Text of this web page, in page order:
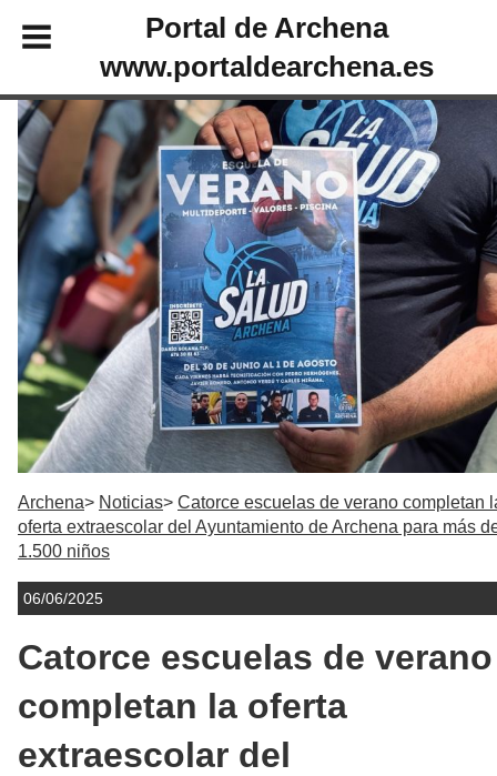
Portal de Archena
www.portaldearchena.es
Archena Noticias
Catorce escuelas de verano completan
oferta extraescolar del Ayuntamiento de Archena para más
1.500 niños
06/06/2025
Catorce escuelas de verano
completan la oferta
extraescolar del